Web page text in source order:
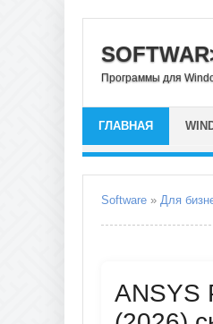
Программы для
ГЛАВНАЯ
Software » Для
ANSYS